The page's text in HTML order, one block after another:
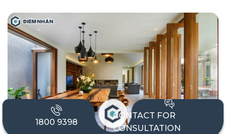
1800 9398
CONTACT FOR
CONSULTATION